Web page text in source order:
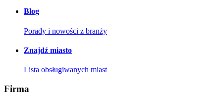
Blog
Porady i nowości z branży
Znajdź miasto
Lista obsługiwanych miast
Firma